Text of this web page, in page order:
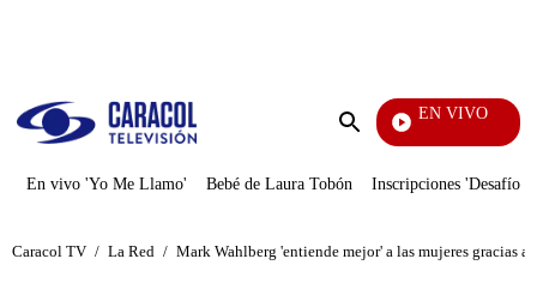
Enviar
EN VIVO
Día A Día
En vivo 'Yo Me Llamo' Bebé de Laura Tobón Inscripciones 'Desafío'
Caracol TV / La Red / Mark Wahlberg 'entiende mejor' a las mujeres gracias a